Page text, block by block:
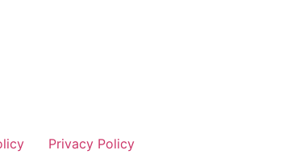
Privacy Policy